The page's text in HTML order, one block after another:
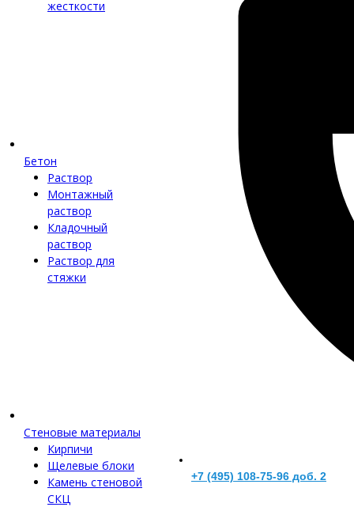
жесткости
Бетон
Раствор
Монтажный
раствор
Кладочный
раствор
Раствор для
стяжки
Стеновые материалы
Кирпичи
Щелевые блоки
Камень стеновой
СКЦ
+7 (495) 108-75-96 доб. 2